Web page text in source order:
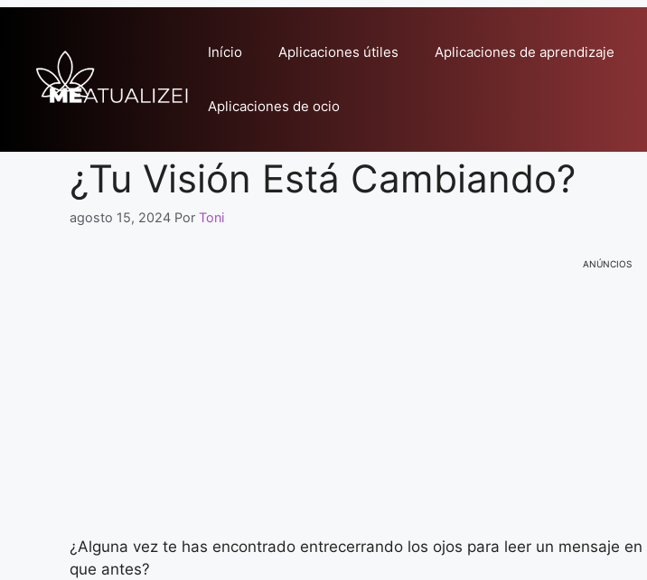
conteúdo
Início Aplicaciones útiles Aplicaciones de aprendizaje
Aplicaciones de ocio
¿Tu Visión Está Cambiando?
agosto 15, 2024 Por Toni
ANÚNCIOS
¿Alguna vez te has encontrado entrecerrando los ojos para leer un mensaje
que antes?